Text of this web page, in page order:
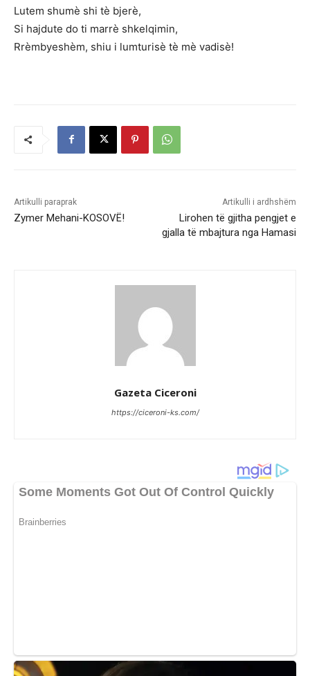
Lutem shumè shi tè bjerè,
Si hajdute do ti marrè shkelqimin,
Rrèmbyeshèm, shiu i lumturisè tè mè vadisè!
Artikulli paraprak
Zymer Mehani-KOSOVË!
Artikulli i ardhshëm
Lirohen të gjitha pengjet e
gjalla të mbajtura nga Hamasi
Gazeta Ciceroni
https://ciceroni-ks.com/